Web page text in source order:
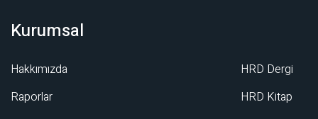
Kurumsal
Hakkımızda
Raporlar
HRD Dergi
HRD Kitap